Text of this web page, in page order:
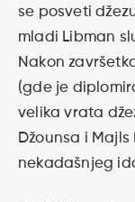
se posveti
mladi Libman
Nakon
(gde je
velika vrata
Džounsa i
nekadašnjeg